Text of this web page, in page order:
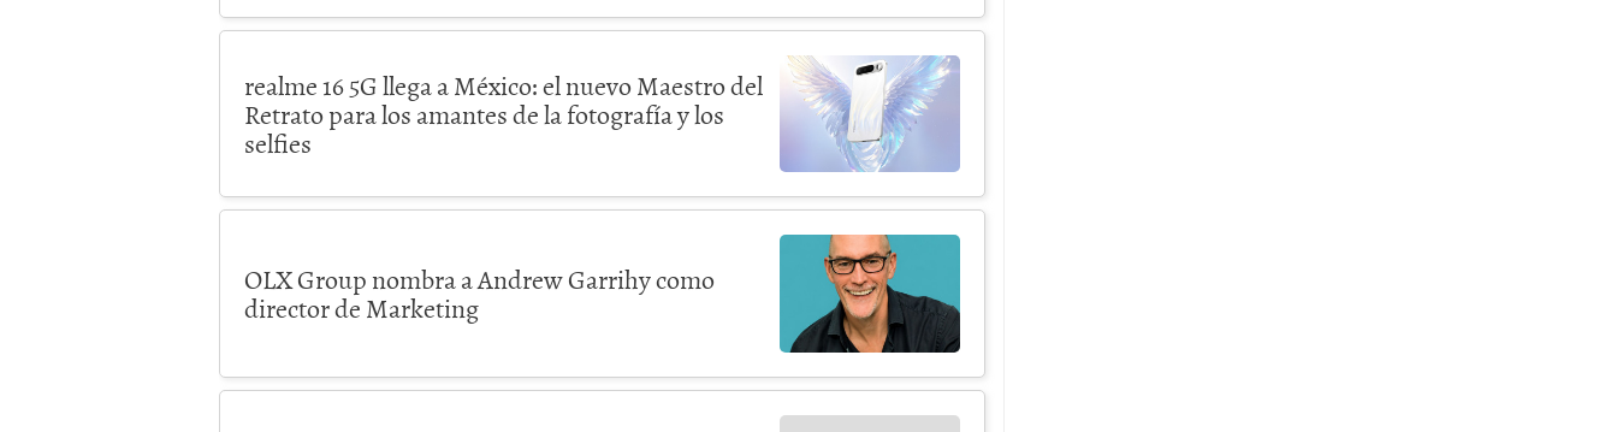
realme 16 5G llega a México: el nuevo Maestro del
Retrato para los amantes de la fotografía y los
selfies
OLX Group nombra a Andrew Garrihy como
director de Marketing